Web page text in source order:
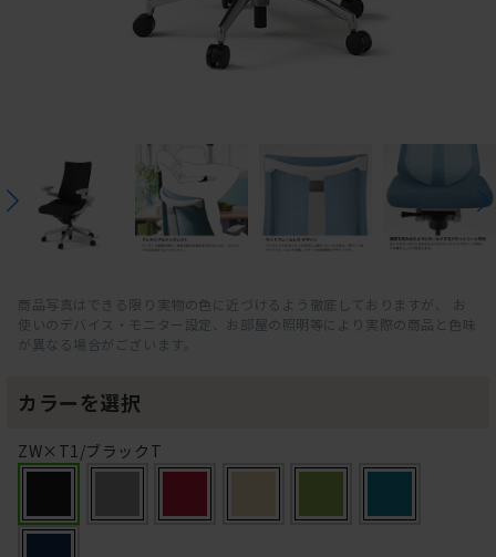
商品写真はできる限り実物の色に近づけるよう徹底しておりますが、 お
使いのデバイス・モニター設定、お部屋の照明等により実際の商品と色味
が異なる場合がございます。
カラーを選択
ZW×T1/ブラックT